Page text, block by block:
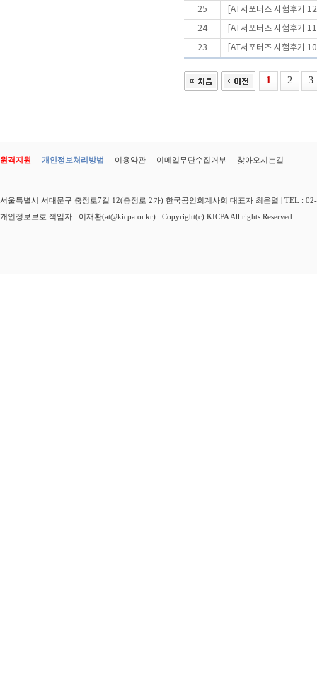
25 [AT서포터즈 시험후기
24 [AT서포터즈 시험후기
23 [AT서포터즈 시험후기
1 2 3
원격지원 개인정보처리방법 이용약관 이메일무단수집거부 찾아오시는길
서울특별시 서대문구 충정로7길 12(충정로 2가) 한국공인회계사회 대표자 최운열 | TEL :
개인정보보호 책임자 : 이재환(at@kicpa.or.kr) : Copyright(c) KICPA All rights Reserved.